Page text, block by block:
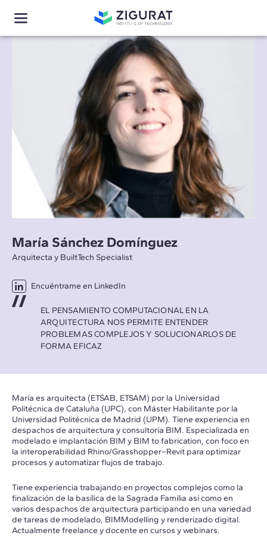
María Sánchez Domínguez
Arquitecta y BuiltTech Specialist
Encuéntrame en LinkedIn
EL PENSAMIENTO COMPUTACIONAL EN LA
ARQUITECTURA NOS PERMITE ENTENDER
PROBLEMAS COMPLEJOS Y SOLUCIONARLOS DE
FORMA EFICAZ
María es arquitecta (ETSAB, ETSAM) por la Universidad
Politécnica de Cataluña (UPC), con Máster Habilitante por la
Universidad Politécnica de Madrid (UPM). Tiene experiencia en
despachos de arquitectura y consultoría BIM. Especializada en
modelado e implantación BIM y BIM to fabrication, con foco en
la interoperabilidad Rhino/Grasshopper–Revit para optimizar
procesos y automatizar flujos de trabajo.
Tiene experiencia trabajando en proyectos complejos como la
finalización de la basílica de la Sagrada Familia así como en
varios despachos de arquitectura participando en una variedad
de tareas de modelado, BIMModelling y renderizado digital.
Actualmente freelance y docente en cursos y webinars.